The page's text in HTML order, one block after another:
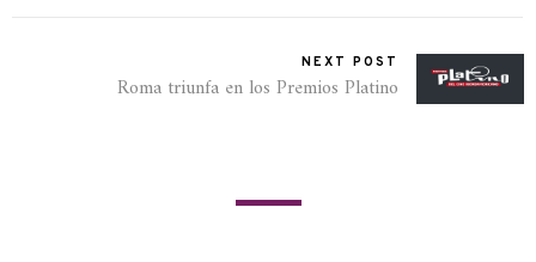
NEXT POST
Roma triunfa en los Premios Platino